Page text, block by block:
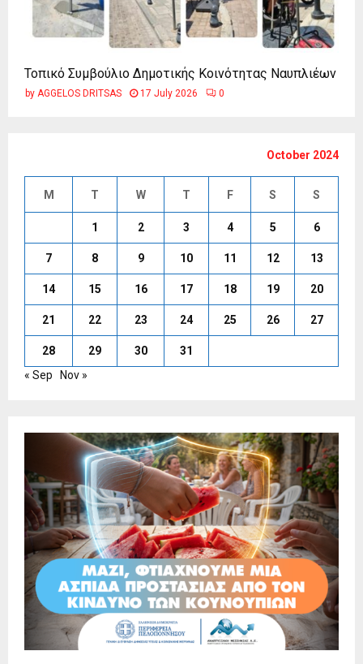
Τοπικό Συμβούλιο Δημοτικής Κοινότητας Ναυπλιέων
by AGGELOS DRITSAS 17 July 2026 0
October 2024
M T W T F S S
1 2 3 4 5 6
7 8 9 10 11 12 13
14 15 16 17 18 19 20
21 22 23 24 25 26 27
28 29 30
31
« Sep
Nov »